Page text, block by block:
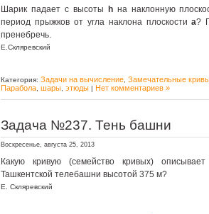
Шарик падает с высоты hна наклонную
период прыжков от угла наклона плоскостиа?
пренебречь.
Е.Скляревский
Категория: Задачи на вычисление Замечательные
Парабола шары этюды | Нет комментариев »
Задача №237. Тень башни
Воскресенье, августа 25, 2013
Какую кривую (семейство кривых)
Ташкентской телебашни высотой 375 м?
Е. Скляревский